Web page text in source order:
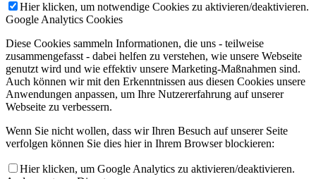
Hier klicken, um notwendige Cookies zu aktivieren/deaktivieren.
Google Analytics Cookies
Diese Cookies sammeln Informationen, die uns - teilweise
zusammengefasst - dabei helfen zu verstehen, wie unsere Webseite
genutzt wird und wie effektiv unsere Marketing-Maßnahmen sind.
Auch können wir mit den Erkenntnissen aus diesen Cookies unsere
Anwendungen anpassen, um Ihre Nutzererfahrung auf unserer
Webseite zu verbessern.
Wenn Sie nicht wollen, dass wir Ihren Besuch auf unserer Seite
verfolgen können Sie dies hier in Ihrem Browser blockieren:
Hier klicken, um Google Analytics zu aktivieren/deaktivieren.